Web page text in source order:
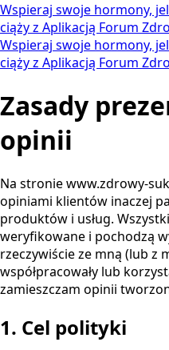
Wspieraj swoje hormony,
ciąży z Aplikacją Forum
Wspieraj swoje hormony,
ciąży z Aplikacją Forum
Zasady
opinii
Na stronie www.zdrowy-
opiniami klientów inaczej
produktów i usług.
weryfikowane i pochodzą
rzeczywiście ze mną (lub z
współpracowały lub
zamieszczam opinii
1. Cel polityki